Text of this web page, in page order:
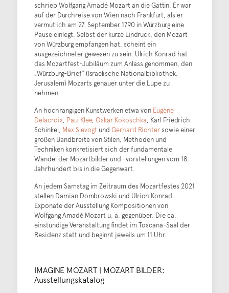
schrieb Wolfgang Amadé Mozart an die Gattin. Er war
auf der Durchreise von Wien nach Frankfurt, als er
vermutlich am 27. September 1790 in Würzburg eine
Pause einlegt. Selbst der kurze Eindruck, den Mozart
von Würzburg empfangen hat, scheint ein
ausgezeichneter gewesen zu sein. Ulrich Konrad hat
das Mozartfest-Jubiläum zum Anlass genommen, den
„Würzburg-Brief“ (Israelische Nationalbibliothek,
Jerusalem) Mozarts genauer unter die Lupe zu
nehmen.
An hochrangigen Kunstwerken etwa von Eugène
Delacroix, Paul Klee, Oskar Kokoschka, Karl Friedrich
Schinkel, Max Slevogtund Gerhard Richtersowie einer
großen Bandbreite von Stilen, Methoden und
Techniken konkretisiert sich der fundamentale
Wandel der Mozartbilder und -vorstellungen vom 18.
Jahrhundert bis in die Gegenwart.
An jedem Samstag im Zeitraum des Mozartfestes 2021
stellen Damian Dombrowski und Ulrich Konrad
Exponate der Ausstellung Kompositionen von
Wolfgang Amadé Mozart u. a. gegen­über. Die ca.
einstündige Veranstaltung findet im Toscana­-Saal der
Residenz statt und beginnt jeweils um 11 Uhr.
IMAGINE MOZART | MOZART BILDER:
Ausstellungskatalog